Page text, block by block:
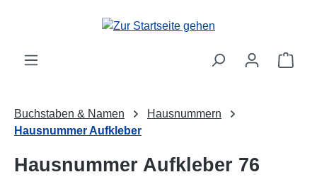
Zum Hauptinhalt springen
Buchstaben & Namen
Hausnummern
Hausnummer Aufkleber
Hausnummer Aufkleber 76